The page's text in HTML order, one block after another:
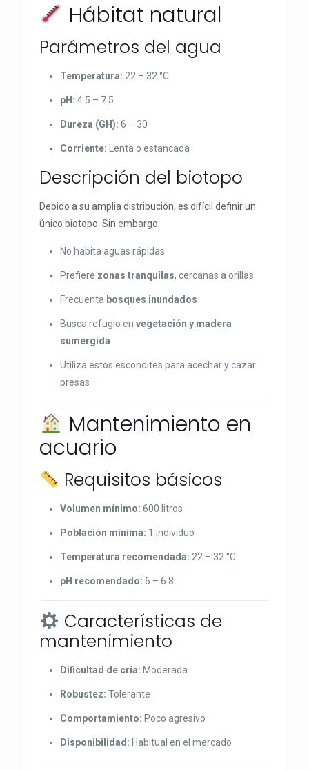
Hábitat natural
Parámetros del agua
Temperatura: 22 – 32 °C
pH: 4.5 – 7.5
Dureza (GH): 6 – 30
Corriente: Lenta o estancada
Descripción del biotopo
Debido a su amplia distribución, es difícil definir un
único biotopo. Sin embargo:
No habita aguas rápidas
Prefiere zonas tranquilas, cercanas a orillas
Frecuenta bosques inundados
Busca refugio envegetación y madera
sumergida
Utiliza estos escondites para acechar y cazar
presas
Mantenimiento en
acuario
Requisitos básicos
Volumen mínimo: 600 litros
Población mínima: 1 individuo
Temperatura recomendada: 22 – 32 °C
pH recomendado: 6 – 6.8
Características de
mantenimiento
Dificultad de cría: Moderada
Robustez: Tolerante
Comportamiento: Poco agresivo
Disponibilidad: Habitual en el mercado